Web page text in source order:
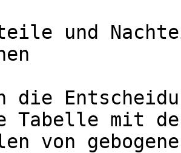
und
die
Tabelle mit
von